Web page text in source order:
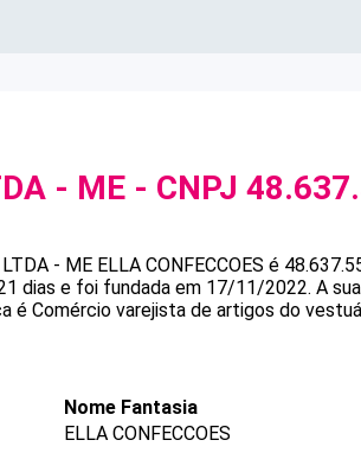
- ME - CNPJ
LTDA - ME ELLA CONFECCOES é
dias e foi fundada em 17/11/2022. A
é Comércio varejista de artigos do
Nome Fantasia
ELLA CONFECCOES